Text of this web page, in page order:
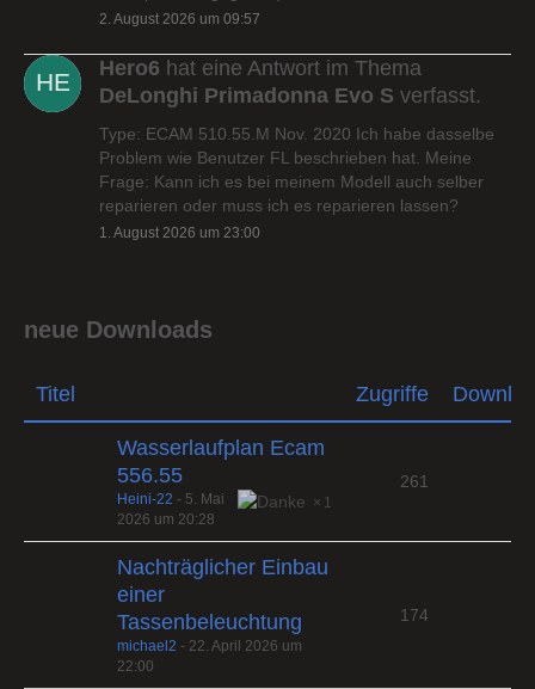
2. August 2026 um 09:57
Hero6 hat eine Antwort im Thema
DeLonghi Primadonna Evo S verfasst.
Type: ECAM 510.55.M Nov. 2020 Ich habe dasselbe
Problem wie Benutzer FL beschrieben hat. Meine
Frage: Kann ich es bei meinem Modell auch selber
reparieren oder muss ich es reparieren lassen?
1. August 2026 um 23:00
neue Downloads
Titel Zugriffe
Wasserlaufplan Ecam
556.55
1
Heini-22 - 5. Mai
2026 um 20:28
261
Nachträglicher Einbau
einer
Tassenbeleuchtung
michael2 - 22. April 2026 um
22:00
174